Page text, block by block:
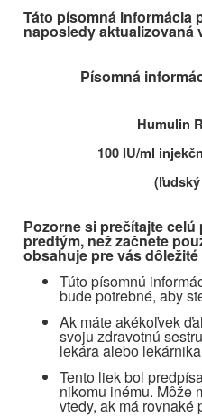
Táto písomná informácia
naposledy aktualizovaná
Písomná
Humulin
100 IU/ml
Pozorne si prečítajte
predtým, než začnete
obsahuje pre vás
Túto písomnú
bude potrebné, aby
Ak máte akékoľvek
svoju zdravotnú
lekára alebo
Tento liek bol
nikomu inému. Môže
vtedy, ak má rovnaké